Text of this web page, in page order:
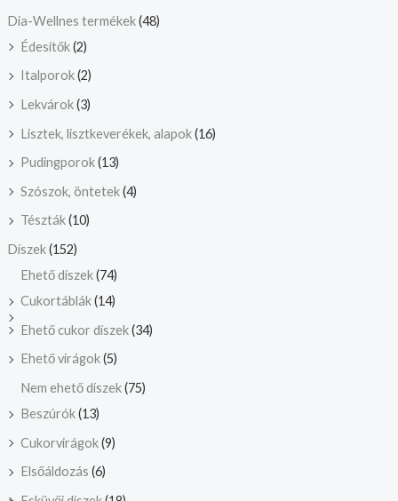
Dia-Wellnes termékek(48)
Édesítők(2)
Italporok(2)
Lekvárok(3)
Lisztek, lisztkeverékek, alapok(16)
Pudingporok(13)
Szószok, öntetek(4)
Tészták(10)
Díszek(152)
Ehető díszek(74)
Cukortáblák(14)
Ehető cukor díszek(34)
Ehető virágok(5)
Nem ehető díszek(75)
Beszúrók(13)
Cukorvirágok(9)
Elsőáldozás (6)